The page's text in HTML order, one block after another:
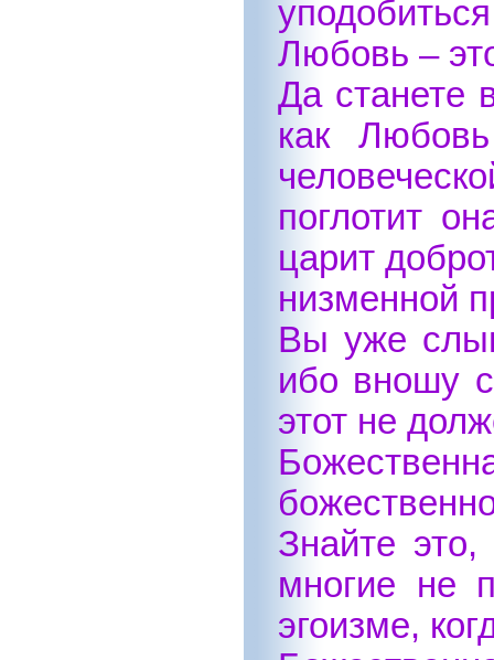
Любовь –
Да станете
как Любовь
поглотит
царит
низменной
Вы уже
ибо вношу
этот не
Знайте
многие не
эгоизме,